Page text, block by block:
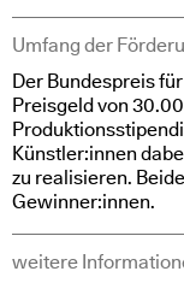
Umfang der
Der Bundespreis
Preisgeld von
Künstler:innen
zu realisieren.
Gewinner:innen.
weitere